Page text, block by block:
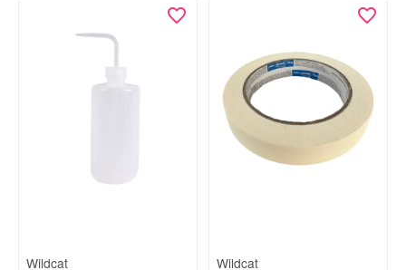
Wildcat Wildcat